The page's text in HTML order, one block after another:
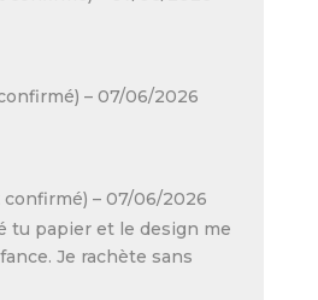
– 07/06/2026
– 07/06/2026
tu papier et le design me
Je rachète sans